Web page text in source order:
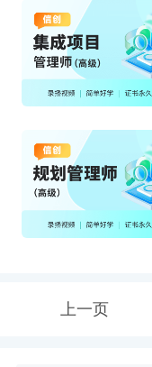
上一页